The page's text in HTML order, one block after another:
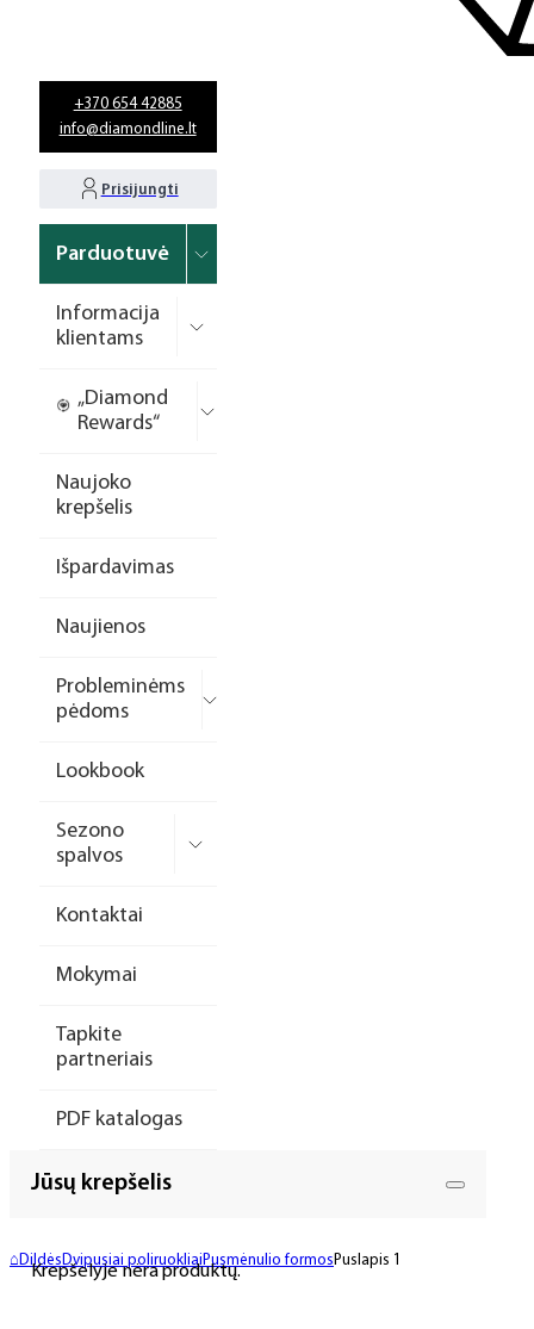
+370 654 42885
info@diamondline.lt
Prisijungti
Parduotuvė
Informacija
klientams
„Diamond
Rewards“
Naujoko
krepšelis
Išpardavimas
Naujienos
Probleminėms
pėdoms
Lookbook
Sezono
spalvos
Kontaktai
Mokymai
Tapkite
partneriais
PDF katalogas
Jūsų krepšelis
Krepšelyje nėra produktų.
⌂ Dildės Dvipusiai poliruokliai Pusmėnulio formos Puslapis 1